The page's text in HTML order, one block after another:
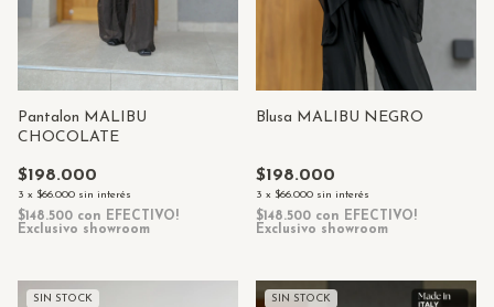
Pantalon MALIBU
CHOCOLATE
$198.000
3 x $66.000 sin interés
$148.500 con EFECTIVO!
Exclusivo showroom
Blusa MALIBU NEGRO
$198.000
3 x $66.000 sin interés
$148.500 con EFECTIVO!
Exclusivo showroom
SIN STOCK SIN STOCK